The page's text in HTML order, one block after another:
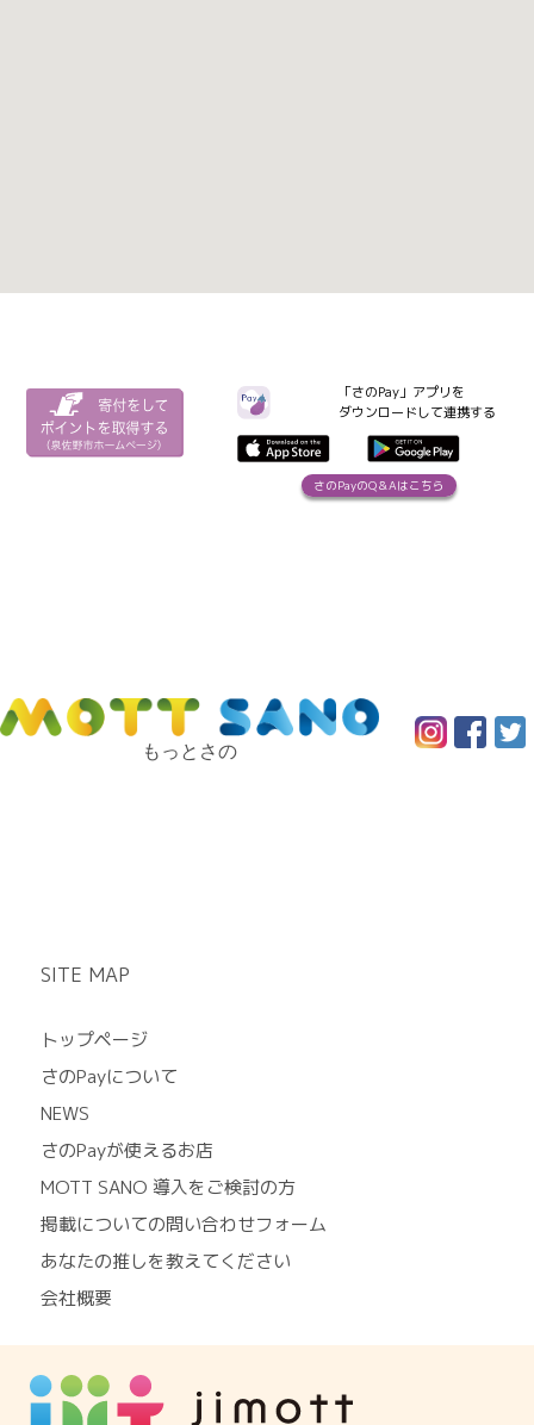
「さのPay」アプリを
ダウンロードして連携する
さのPayのQ＆Aはこちら
もっとさの
SITE MAP
トップページ
さのPayについて
NEWS
さのPayが使えるお店
MOTT SANO 導入をご検討の方
掲載についての問い合わせフォーム
あなたの推しを教えてください
会社概要